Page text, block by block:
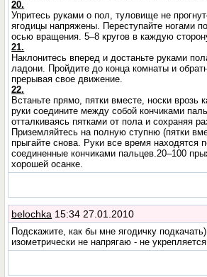
20.
Упритесь руками о пол, туловище не
ягодицы напряжены. Переступайте ногами
осью вращения. 5–8 кругов в каждую
21.
Наклонитесь вперед и достаньте руками
ладони. Пройдите до конца комнаты и
прерывая свое движение.
22.
Встаньте прямо, пятки вместе, носки врозь
руки соедините между собой кончиками
отталкиваясь пятками от пола и сохраняя
Приземляйтесь на полную ступню (пятки
прыгайте снова. Руки все время находятся
соединенные кончиками пальцев.20–100
хорошей осанке.
belochka 15:34 27.01.2010
Подскажите, как бы мне ягодичку
изометрически не напрягаю - не укрепляется.